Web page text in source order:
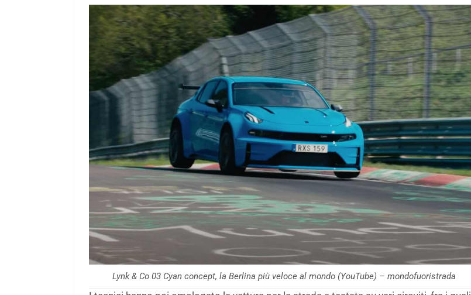
Lynk & Co 03 Cyan concept, la Berlina più veloce al mondo (YouTube) – mondofuoristrada